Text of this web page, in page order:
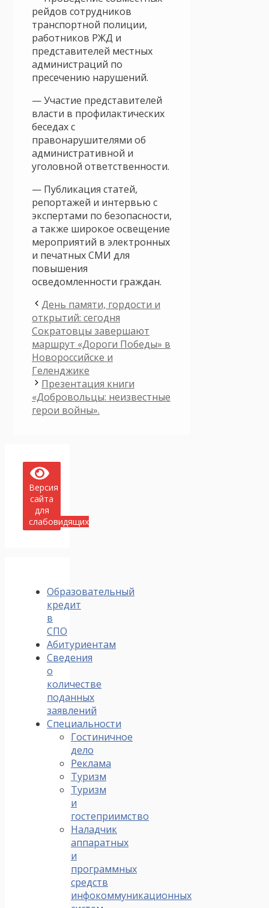
рейдов сотрудников
транспортной полиции,
работников РЖД и
представителей местных
администраций по
пресечению нарушений.
— Участие представителей
власти в профилактических
беседах с
правонарушителями об
административной и
уголовной ответственности.
— Публикация статей,
репортажей и интервью с
экспертами по безопасности,
а также широкое освещение
мероприятий в электронных
и печатных СМИ для
повышения
осведомленности граждан.
День памяти, гордости и
открытий: сегодня
Сократовцы завершают
маршрут «Дороги Победы» в
Новороссийске и
Геленджике
Презентация книги
«Добровольцы: неизвестные
герои войны».
Версия
сайта
для
слабовидящих
Образовательный
кредит
в
СПО
Абитуриентам
Сведения
о
количестве
поданных
заявлений
Специальности
Гостиничное
дело
Реклама
Туризм
Туризм
и
гостеприимство
Наладчик
аппаратных
и
программных
средств
инфокоммуникационных